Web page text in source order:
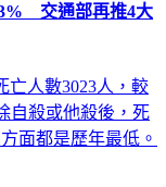
交通部再推4大
亡人數3023人，較
自殺或他殺後，死
面都是歷年最低。